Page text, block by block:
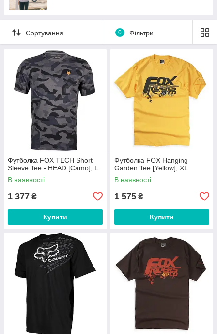
Сортування 0 Фільтри
Футболка FOX TECH Short
Sleeve Tee - HEAD [Camo], L
В наявності
1 377 ₴
Купити
Футболка FOX Hanging
Garden Tee [Yellow], XL
В наявності
1 575 ₴
Купити